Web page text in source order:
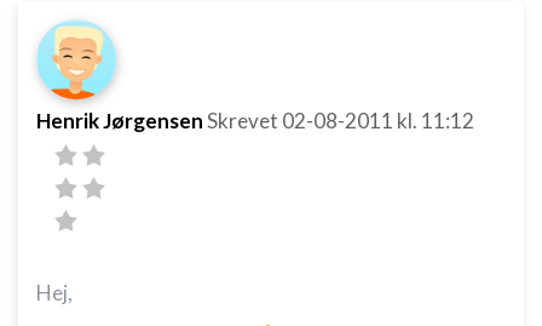
Henrik JørgensenSkrevet 02-08-2011 kl. 11:12
Hej,